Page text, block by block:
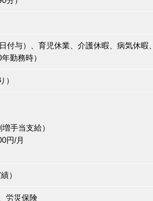
付与）、育児休業、介護休暇、病気休暇、
勤務時）
）
手当支給）
円/月
）
労災保険